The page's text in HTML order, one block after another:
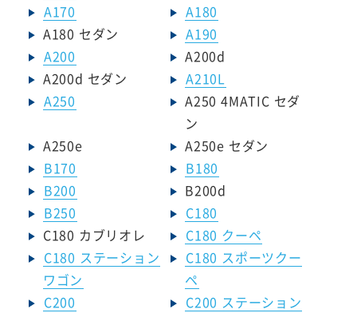
A170
A180
A180 セダン
A190
A200
A200d
A200d セダン
A210L
A250
A250 4MATIC セダ
ン
A250e
A250e セダン
B170
B180
B200
B200d
B250
C180
C180 カブリオレ
C180 クーペ
C180 ステーション
ワゴン
C180 スポーツクー
ペ
C200
C200 ステーション